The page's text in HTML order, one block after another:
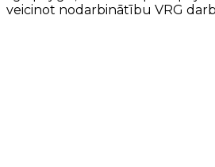
veicinot nodarbinātību VRG